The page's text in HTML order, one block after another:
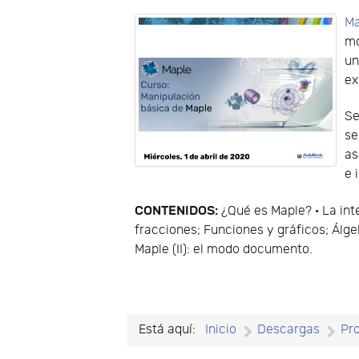
e
CONTENIDOS: ¿Qué es Maple? · La
fracciones; Funciones y gráficos;
Maple (II): el modo documento.
Está aquí: Inicio Descargas